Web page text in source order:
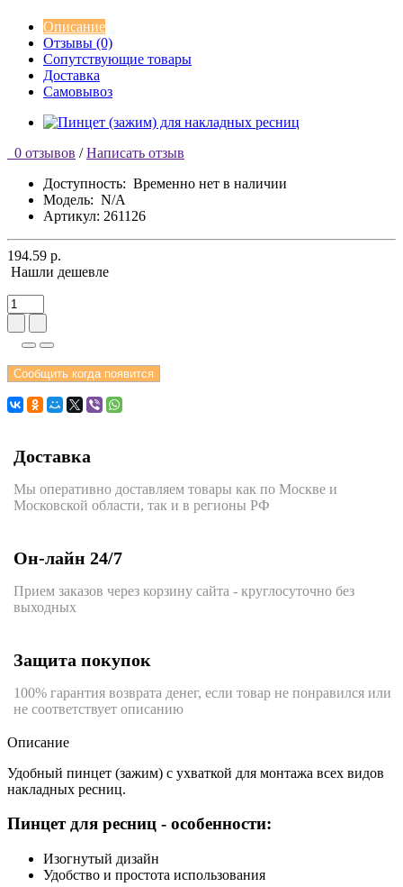
Описание
Отзывы (0)
Сопутствующие товары
Доставка
Самовывоз
0 отзывов / Написать отзыв
Доступность: Временно нет в наличии
Модель: N/A
Артикул: 261126
194.59 р.
Нашли дешевле
Сообщить когда появится
Доставка
Мы оперативно доставляем товары как по Москве и
Московской области, так и в регионы РФ
Он-лайн 24/7
Прием заказов через корзину сайта - круглосуточно без
выходных
Защита покупок
100% гарантия возврата денег, если товар не понравился или
не соответствует описанию
Описание
Удобный пинцет (зажим) с ухваткой для монтажа всех видов
накладных ресниц.
Пинцет для ресниц - особенности:
Изогнутый дизайн
Удобство и простота использования